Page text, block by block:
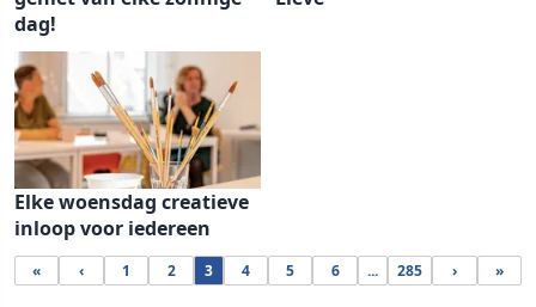
dag!
Elke woensdag creatieve
inloop voor iedereen
« ‹ 1 2 3 4 5 6 ... 285 › »